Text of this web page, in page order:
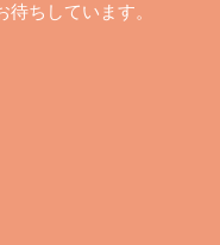
ちしています。